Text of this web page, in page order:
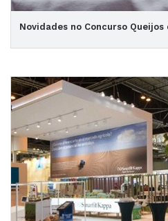
Novidades no Concurso Queijos